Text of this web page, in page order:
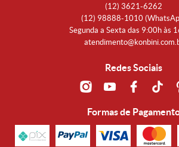
(12) 3621-6262
(12) 98888-1010
Segunda a Sexta das 9:00h às
Redes Sociais
Formas de